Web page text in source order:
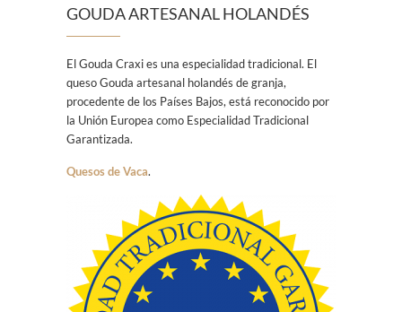
GOUDA ARTESANAL HOLANDÉS
El Gouda Craxi es una especialidad tradicional. El
queso Gouda artesanal holandés de granja,
procedente de los Países Bajos, está reconocido por
la Unión Europea como Especialidad Tradicional
Garantizada.
Quesos de Vaca.